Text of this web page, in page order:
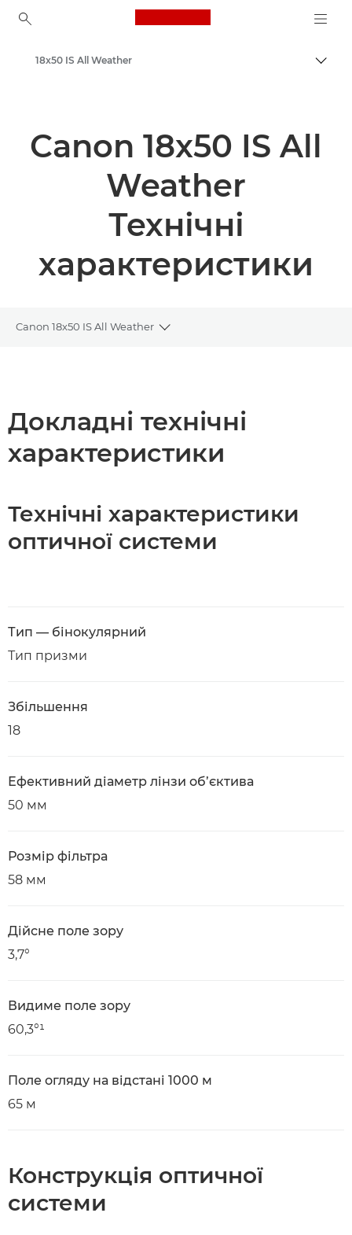
Canon Logo, back to
18x50 IS All Weather
Canon 18x50 IS All
Weather
Технічні
характеристики
Canon 18x50 IS All Weather
Toggle breadcrumbs
Докладні технічні
характеристики
Технічні характеристики
оптичної системи
Тип — бінокулярний
Тип призми
Збільшення
18
Ефективний діаметр лінзи об’єктива
50 мм
Розмір фільтра
58 мм
Дійсне поле зору
3,7°
Видиме поле зору
60,3°¹
Поле огляду на відстані 1000 м
65 м
Конструкція оптичної
системи